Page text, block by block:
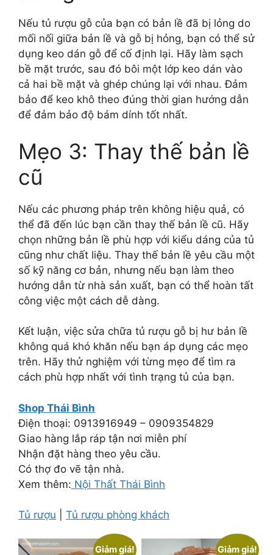
Nếu tủ rượu gỗ của bạn có bản lề đã bị lỏng do
mối nối giữa bản lề và gỗ bị hỏng, bạn có thể sử
dụng keo dán gỗ để cố định lại. Hãy làm sạch
bề mặt trước, sau đó bôi một lớp keo dán vào
cả hai bề mặt và ghép chúng lại với nhau. Đảm
bảo để keo khô theo đúng thời gian hướng dẫn
để đảm bảo độ bám dính tốt nhất.
Mẹo 3: Thay thế bản lề
cũ
Nếu các phương pháp trên không hiệu quả, có
thể đã đến lúc bạn cần thay thế bản lề cũ. Hãy
chọn những bản lề phù hợp với kiểu dáng của tủ
cũng như chất liệu. Thay thế bản lề yêu cầu một
số kỹ năng cơ bản, nhưng nếu bạn làm theo
hướng dẫn từ nhà sản xuất, bạn có thể hoàn tất
công việc một cách dễ dàng.
Kết luận, việc sửa chữa tủ rượu gỗ bị hư bản lề
không quá khó khăn nếu bạn áp dụng các mẹo
trên. Hãy thử nghiệm với từng mẹo để tìm ra
cách phù hợp nhất với tình trạng tủ của bạn.
Shop Thái Bình
Điện thoại: 0913916949 – 0909354829
Giao hàng lắp ráp tận nơi miễn phí
Nhận đặt hàng theo yêu cầu.
Có thợ đo vẽ tận nhà.
Xem thêm: Nội Thất Thái Bình
Tủ rượu Tủ rượu phòng khách
Giảm giá! Giảm giá!